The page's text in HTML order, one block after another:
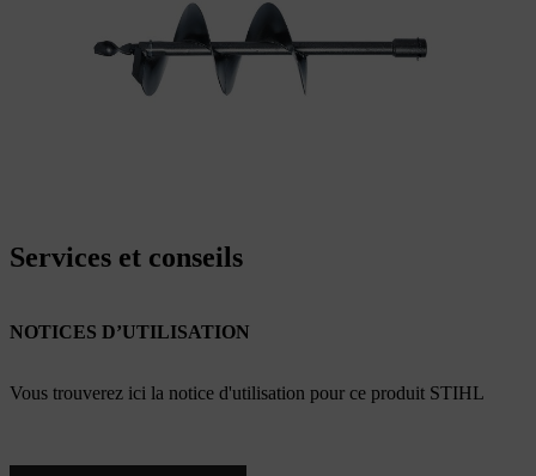
Services et conseils
NOTICES D’UTILISATION
Vous trouverez ici la notice d'utilisation pour ce produit STIHL